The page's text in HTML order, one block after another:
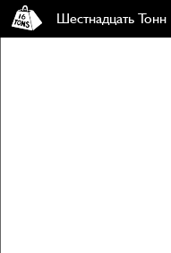
Шестнадцать Тонн